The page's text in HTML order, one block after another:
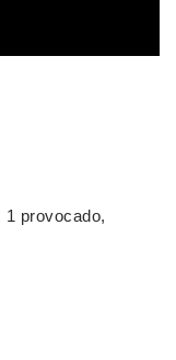
1 provocado,